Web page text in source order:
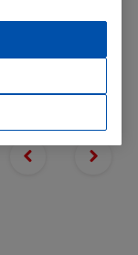
Previous slide
Next